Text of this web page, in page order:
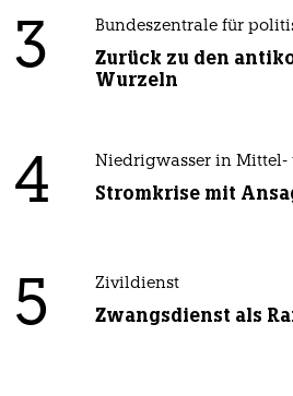
3 Bundeszentrale für
Zurück zu den
Wurzeln
4 Niedrigwasser in Mittel-
Stromkrise mit
5 Zivildienst
Zwangsdienst als